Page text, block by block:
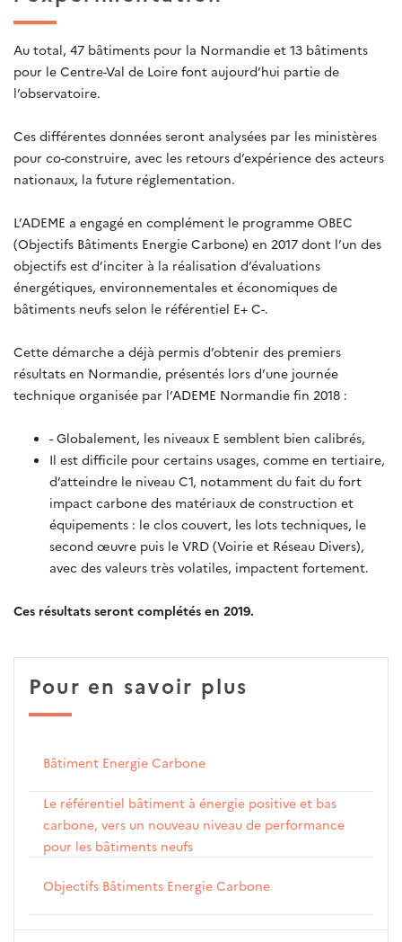
Au total, 47 bâtiments pour la Normandie et 13 bâtiments
pour le Centre-Val de Loire font aujourd’hui partie de
l’observatoire.
Ces différentes données seront analysées par les ministères
pour co-construire, avec les retours d’expérience des acteurs
nationaux, la future réglementation.
L’ADEME a engagé en complément le programme OBEC
(Objectifs Bâtiments Energie Carbone) en 2017 dont l’un des
objectifs est d’inciter à la réalisation d’évaluations
énergétiques, environnementales et économiques de
bâtiments neufs selon le référentiel E+ C-.
Cette démarche a déjà permis d’obtenir des premiers
résultats en Normandie, présentés lors d’une journée
technique organisée par l’ADEME Normandie fin 2018 :
- Globalement, les niveaux E semblent bien calibrés,
Il est difficile pour certains usages, comme en tertiaire,
d’atteindre le niveau C1, notamment du fait du fort
impact carbone des matériaux de construction et
équipements : le clos couvert, les lots techniques, le
second œuvre puis le VRD (Voirie et Réseau Divers),
avec des valeurs très volatiles, impactent fortement.
Ces résultats seront complétés en 2019.
Pour en savoir plus
Bâtiment Energie Carbone
Le référentiel bâtiment à énergie positive et bas
carbone, vers un nouveau niveau de performance
pour les bâtiments neufs
Objectifs Bâtiments Energie Carbone